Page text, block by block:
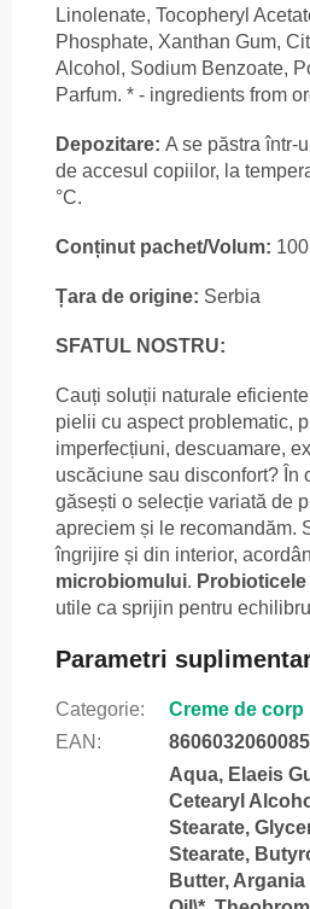
Linolenate, Tocopheryl
Phosphate, Xanthan Gum,
Alcohol, Sodium Benzoate,
Parfum. * - ingredients from
Depozitare: A se păstra într-
de accesul copiilor, la
°C.
Conținut pachet/Volum: 100
Țara de origine: Serbia
SFATUL NOSTRU:
Cauți soluții naturale
pielii cu aspect problematic,
imperfecțiuni, descuamare,
uscăciune sau disconfort? În
găsești o selecție variată de
apreciem și le recomandăm.
îngrijire și din interior,
microbiomului. Probioticele
utile ca sprijin pentru
Parametri
Categorie:
Creme de corp
EAN : 8606032060085
Aqua, Elaeis
Cetearyl
Stearate,
Stearate,
Butter,